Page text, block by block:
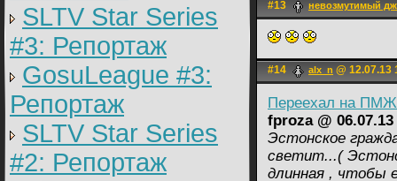
SLTV Star Series
#3: Репортаж
GosuLeague #3:
Репортаж
SLTV Star Series
#2: Репортаж
#13 невозмутимый
#14 alx_n @ 12.07.13
Переехал на
fproza @ 06.07.13
Эстонское
светит...(
длинная , чтобы